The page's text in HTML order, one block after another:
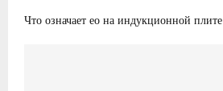
Что означает ео на индукционной плите